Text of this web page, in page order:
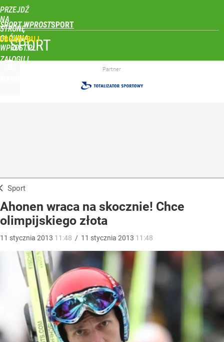
PRZEJDŹ
NA
STRONĘ
GŁÓWNĄ
WPROST.PL
SPORT WPROST
ZALOGUJ
SPORT
Partner
Sport
Ahonen wraca na skocznie! Chce
olimpijskiego złota
11 stycznia 2013 11:48 / 11 stycznia 2013 11:48